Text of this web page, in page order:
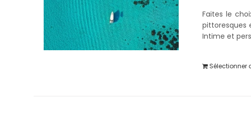
Faites le
pittoresques
Intime et
Sélectionner